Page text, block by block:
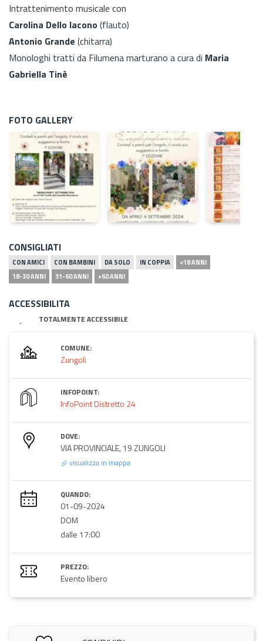
Intrattenimento musicale con
Carolina Dello Iacono(flauto)
Antonio Grande (chitarra)
Monologhi tratti da Filumena marturano a cura di Maria
Gabriella Tinè
FOTO GALLERY
CONSIGLIATI
CON AMICI CON BAMBINI DA SOLO IN COPPIA
<18 ANNI
18-30 ANNI
31-60 ANNI >60 ANNI
ACCESSIBILITA
TOTALMENTE ACCESSIBILE
COMUNE:
Zungoli
INFOPOINT:
InfoPoint Distretto 24
DOVE:
VIA PROVINCIALE, 19 ZUNGOLI
visualizza in mappa
QUANDO:
01-09-2024
DOM
dalle 17:00
PREZZO:
Evento libero